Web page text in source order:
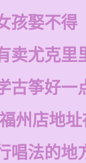
孩娶不得
卖尤克里
古筝好一
州店地
唱法的地